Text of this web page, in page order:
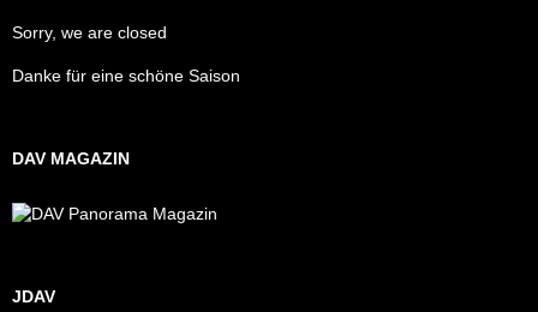
Sorry, we are closed
Danke für eine schöne Saison
DAV MAGAZIN
JDAV